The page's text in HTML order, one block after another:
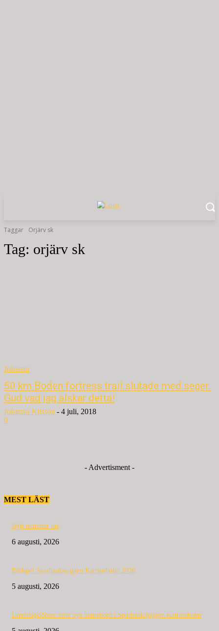
Taggar Orjärv sk
Tag: orjärv sk
Johanna
50 km Boden fortress trail slutade med seger.
Gud vad jag älskar detta!
Johanna Nilsson - 4 juli, 2018
0
- Advertisment -
MEST LÄST
Nytt nummer ute
6 augusti, 2026
Bildspel Sparbanksjoggen Katrineholm 2026
5 augusti, 2026
Landslagslöpare satte nya banrekord i Sparbanksjoggen Katrineholm